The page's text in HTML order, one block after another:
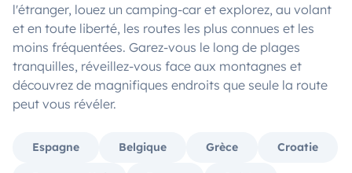
l'étranger, louez un camping-car et explorez, au volant
et en toute liberté, les routes les plus connues et les
moins fréquentées. Garez-vous le long de plages
tranquilles, réveillez-vous face aux montagnes et
découvrez de magnifiques endroits que seule la route
peut vous révéler.
Espagne Belgique Grèce Croatie